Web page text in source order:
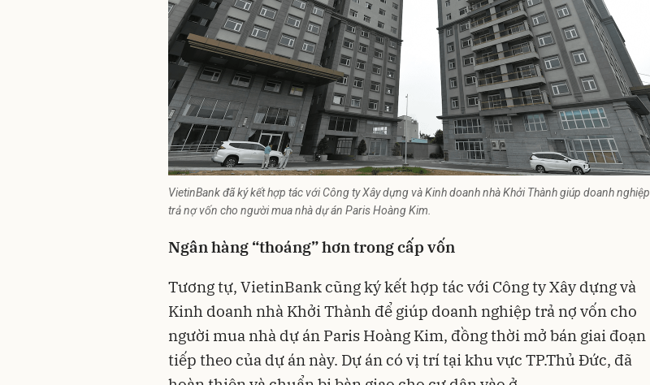
VietinBank đã ký kết hợp tác với Công ty Xây dựng và Kinh doanh nhà Khởi Thành giúp doanh nghiệp
trả nợ vốn cho người mua nhà dự án Paris Hoàng Kim.
Ngân hàng “thoáng” hơn trong cấp vốn
Tương tự, VietinBank cũng ký kết hợp tác với Công ty Xây dựng và
Kinh doanh nhà Khởi Thành để giúp doanh nghiệp trả nợ vốn cho
người mua nhà dự án Paris Hoàng Kim, đồng thời mở bán giai đoạn
tiếp theo của dự án này. Dự án có vị trí tại khu vực TP.Thủ Đức, đã